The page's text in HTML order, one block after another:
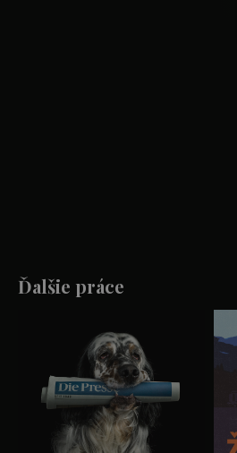
Ďalšie práce